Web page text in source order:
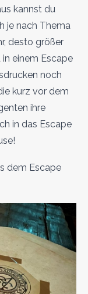
kannst du
je nach Thema
desto größer
einem Escape
noch
kurz vor dem
ihre
in das Escape
dem Escape